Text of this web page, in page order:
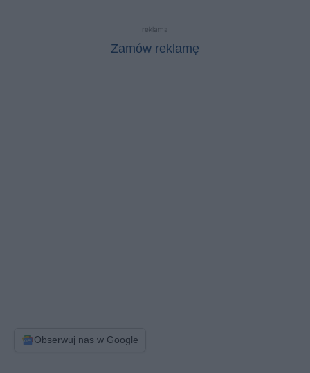
reklama
Zamów reklamę
Obserwuj nas w Google